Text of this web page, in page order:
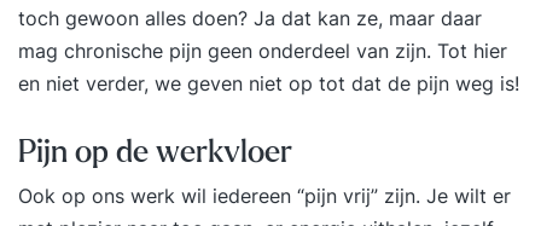
toch gewoon alles doen? Ja dat kan ze, maar daar
mag chronische pijn geen onderdeel van zijn. Tot hier
en niet verder, we geven niet op tot dat de pijn weg is!
Pijn op de werkvloer
Ook op ons werk wil iedereen “pijn vrij” zijn. Je wilt er